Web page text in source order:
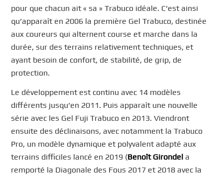
pour que chacun ait « sa » Trabuco idéale. C’est ainsi
qu’apparaît en 2006 la première Gel Trabuco, destinée
aux coureurs qui alternent course et marche dans la
durée, sur des terrains relativement techniques, et
ayant besoin de confort, de stabilité, de grip, de
protection.
Le développement est continu avec 14 modèles
différents jusqu’en 2011. Puis apparaît une nouvelle
série avec les Gel Fuji Trabuco en 2013. Viendront
ensuite des déclinaisons, avec notamment la Trabuco
Pro, un modèle dynamique et polyvalent adapté aux
terrains difficiles lancé en 2019 (Benoît Girondel a
remporté la Diagonale des Fous 2017 et 2018 avec la